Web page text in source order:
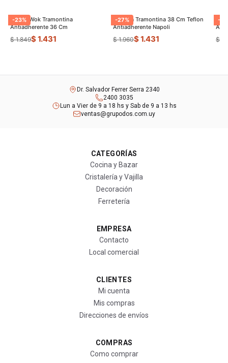
-23%
Sarten Wok Tramontina
Antiadherente 36 Cm
$ 1.849$ 1.431
-27%
Paellera Tramontina 38 Cm Teflon
Antiadherente Napoli
$ 1.960$ 1.431
-
$
Dr. Salvador Ferrer Serra 2340
2400 3035
Lun a Vier de 9 a 18 hs y Sab de 9 a 13 hs
ventas@grupodos.com.uy
CATEGORÍAS
Cocina y Bazar
Cristalería y Vajilla
Decoración
Ferretería
EMPRESA
Contacto
Local comercial
CLIENTES
Mi cuenta
Mis compras
Direcciones de envíos
COMPRAS
Como comprar